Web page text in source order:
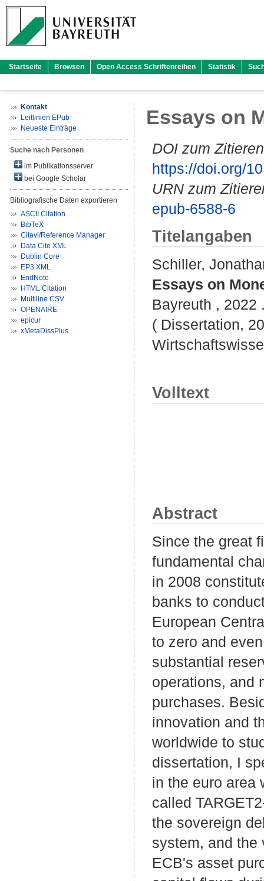
Startseite Browsen Open Access Schriftenreihen Statistik
Kontakt
Leitlinien EPub
Neueste Einträge
Suche nach Personen
im Publikationsserver
bei Google Scholar
Bibliografische Daten exportieren
ASCII Citation
BibTeX
Citavi/Reference Manager
Data Cite XML
Dublin Core
EP3 XML
EndNote
HTML Citation
Multiline CSV
OPENAIRE
epicur
xMetaDissPlus
Essays on
DOI zum
https://doi.org/
URN zum
epub-6588-6
Titelangaben
Schiller,
Essays on
Bayreuth , 2022
( Dissertation,
Volltext
Abstract
Since the great
fundamental
in 2008
banks to
European
to zero and
substantial
operations, and
purchases.
innovation and
worldwide to
dissertation, I
in the euro area
called
the sovereign
system, and the
ECB's asset